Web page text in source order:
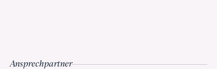
Ansprechpartner